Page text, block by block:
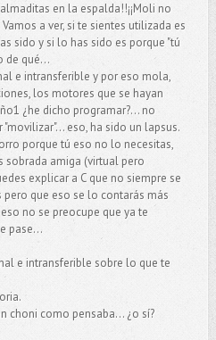
en la espalda!!¡¡Moli no
a ver, si te sientes utilizada es
sido y si lo has sido es porque "tú
de qué...
e intransferible y por eso mola,
los motores que se hayan
¿he dicho programar?... no
eso, ha sido un lapsus.
porque tú eso no lo necesitas,
sobrada amiga (virtual pero
explicar a C que no siempre se
que eso se lo contarás más
no se preocupe que ya te
pase...
e intransferible sobre lo que te
choni como pensaba... ¿o sí?